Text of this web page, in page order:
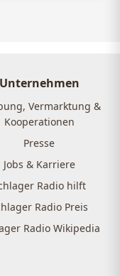
Unternehmen
Vermarktung &
Kooperationen
Presse
Jobs & Karriere
Radio hilft
Radio Preis
Radio Wikipedia